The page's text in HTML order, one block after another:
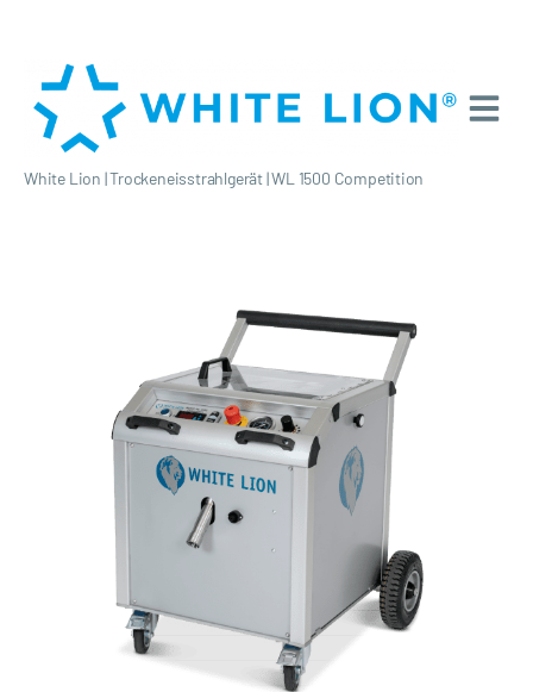
White Lion |Trockeneisstrahlgerät|WL 1500 Competition